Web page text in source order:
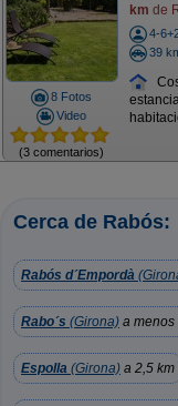
8 Fotos
Video
(3 comentarios)
km de
4-
39
Cerca de Rabós:
Rabós d´Empordà
Rabo´s (Girona) a menos
Espolla (Girona) a 2,5 km